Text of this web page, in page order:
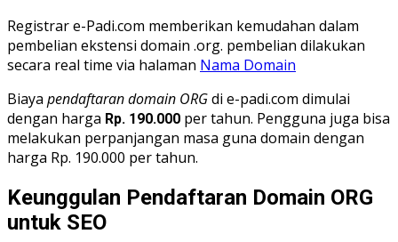
Registrar e-Padi.com memberikan kemudahan dalam
pembelian ekstensi domain .org. pembelian dilakukan
secara real time via halaman Nama Domain
Biaya pendaftaran domain ORGdi e-padi.com dimulai
dengan harga Rp. 190.000 per tahun. Pengguna juga bisa
melakukan perpanjangan masa guna domain dengan
harga Rp. 190.000 per tahun.
Keunggulan Pendaftaran Domain ORG
untuk SEO